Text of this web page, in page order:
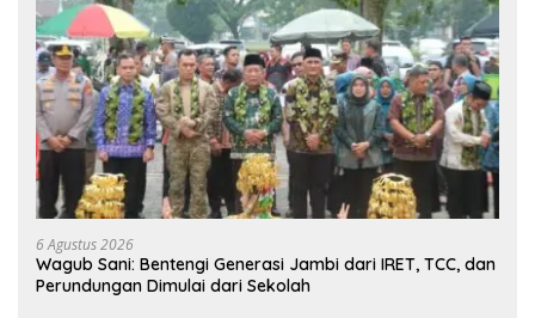
6 Agustus 2026
Wagub Sani: Bentengi Generasi Jambi dari IRET, TCC, dan
Perundungan Dimulai dari Sekolah